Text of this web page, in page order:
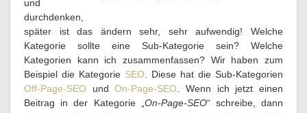
und
durchdenken,
später ist das ändern sehr, sehr aufwendig! Welche
Kategorie sollte eine Sub-Kategorie sein? Welche
Kategorien kann ich zusammenfassen? Wir haben zum
Beispiel die Kategorie SEO. Diese hat die Sub-Kategorien
Off-Page-SEO undOn-Page-SEO. Wenn ich jetzt einen
Beitrag in der Kategorie „On-Page-SEO“ schreibe, dann